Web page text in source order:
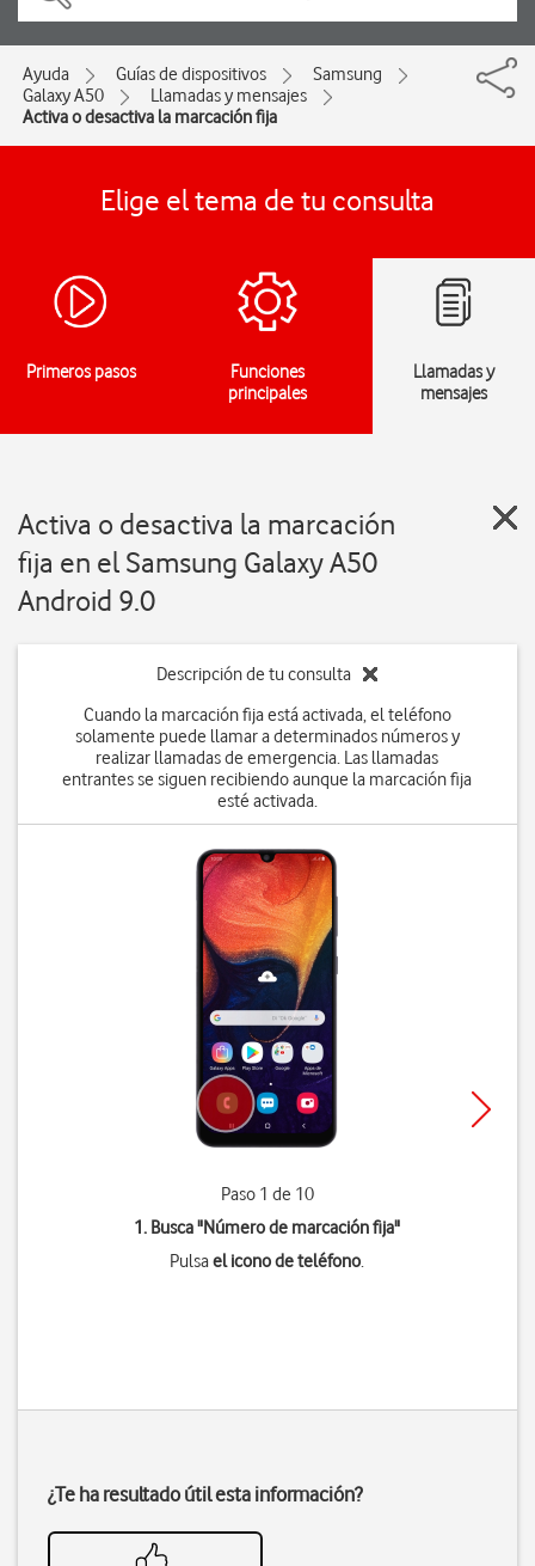
Ayuda Guías de dispositivos
Samsung
Galaxy A50
Llamadas y mensajes
Activa o desactiva la marcación fija
Elige el tema de tu consulta
Primeros pasos
Funciones
principales
Llamadas y
mensajes
Activa o desactiva la marcación
fija en el Samsung Galaxy A50
Android 9.0
Descripción de tu consulta
Cuando la marcación fija está activada, el teléfono
solamente puede llamar a determinados números y
realizar llamadas de emergencia. Las llamadas
entrantes se siguen recibiendo aunque la marcación fija
esté activada.
Paso 1 de 10
1. Busca "Número de marcación fija"
Pulsael icono de teléfono.
¿Te ha resultado útil esta información?